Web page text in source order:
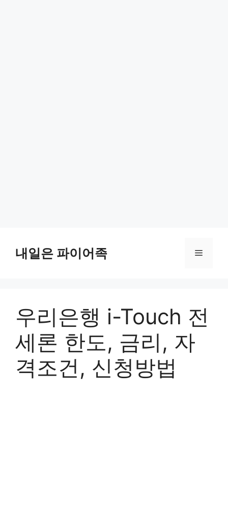
content내일은 파이어족 Menu
우리은행 i-Touch 전
세론 한도, 금리, 자
격조건, 신청방법